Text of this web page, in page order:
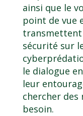
ainsi que le
point de vue
transmettent
sécurité sur
le dialogue
leur
chercher des
besoin.